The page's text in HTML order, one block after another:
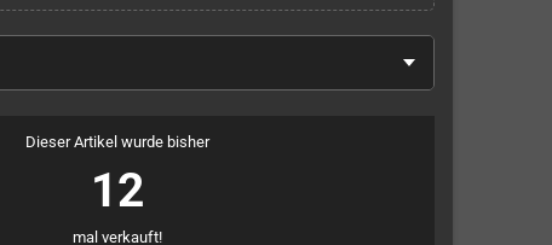
Dieser Artikel wurde bisher
12
mal verkauft!